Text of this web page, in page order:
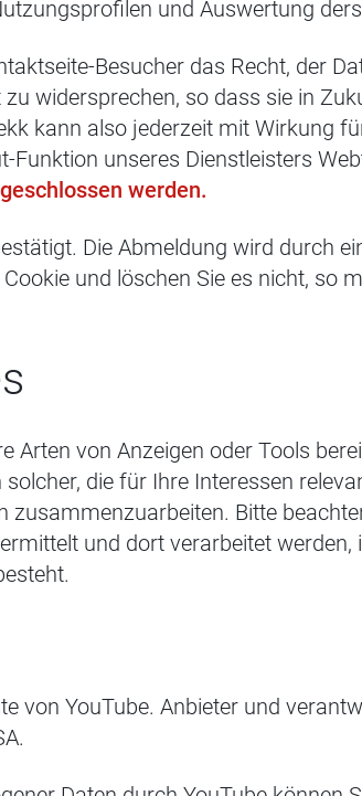
und Auswertung
Besucher das Recht, der
widersprechen, so dass sie in
kann also jederzeit mit Wirkung
Funktion unseres Dienstleisters
werden.
Die Abmeldung wird durch
und löschen Sie es nicht, so
Arten von Anzeigen oder Tools
die für Ihre Interessen
Bitte
und dort verarbeitet
von YouTube. Anbieter und